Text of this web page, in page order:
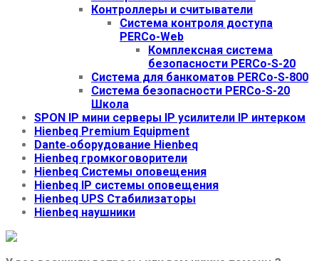
Контроллеры и считыватели
Система контроля доступа
PERCo-Web
Комплексная система
безопасности PERCo-S-20
Система для банкоматов PERCo-S-800
Система безопасности PERCo-S-20
Школа
SPON IP мини серверы IP усилители IP интерком
Hienbeq Premium Equipment
Dante‑оборудование Hienbeq
Hienbeq громкоговорители
Hienbeq Системы оповещения
Hienbeq IP системы оповещения
Hienbeq UPS Стабилизаторы
Hienbeq наушники